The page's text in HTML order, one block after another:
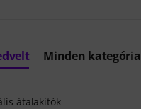
Minden kategória
átalakítók